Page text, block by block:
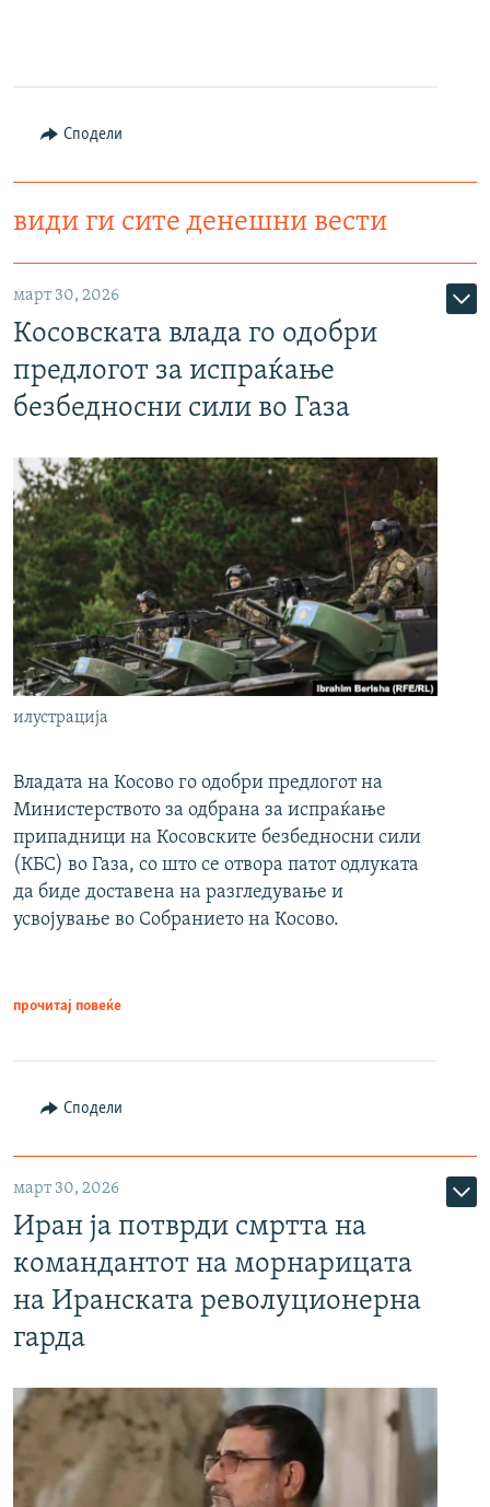
Сподели
види ги сите денешни вести
март 30, 2026
Косовската влада го одобри
предлогот за испраќање
безбедносни сили во Газа
илустрација
Владата на Косово го одобри предлогот на
Министерството за одбрана за испраќање
припадници на Косовските безбедносни сили
(КБС) во Газа, со што се отвора патот одлуката
да биде доставена на разгледување и
усвојување во Собранието на Косово.
прочитај повеќе
Сподели
март 30, 2026
Иран ја потврди смртта на
командантот на морнарицата
на Иранската револуционерна
гарда